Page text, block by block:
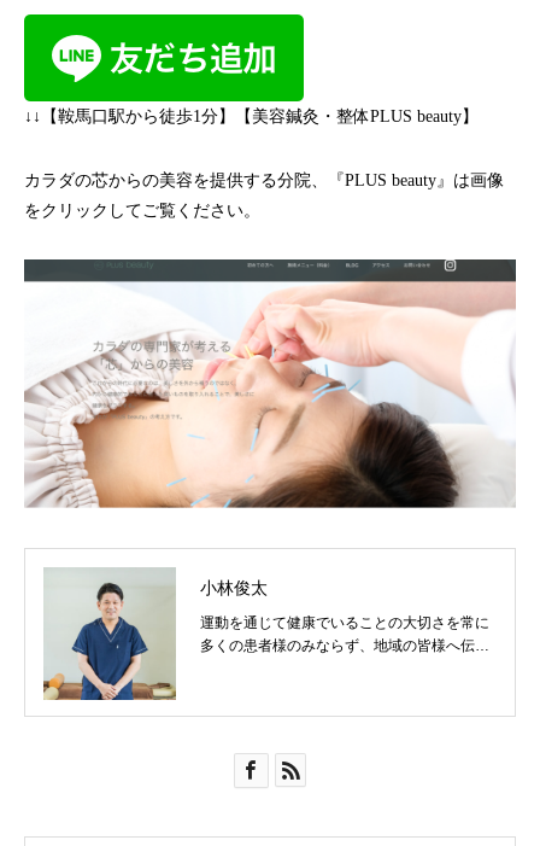
↓↓【鞍馬口駅から徒歩1分】【美容鍼灸・整体PLUS beauty】
カラダの芯からの美容を提供する分院、『PLUS beauty』は画像
をクリックしてご覧ください。
小林俊太
運動を通じて健康でいることの大切さを常に
多くの患者様のみならず、地域の皆様へ伝え